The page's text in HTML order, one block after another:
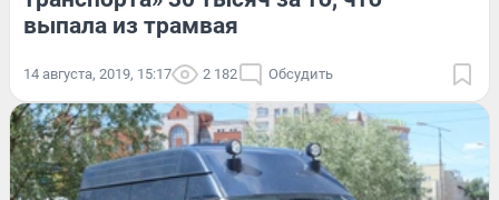
выпала из трамвая
14 августа, 2019, 15:17 2 182 Обсудить